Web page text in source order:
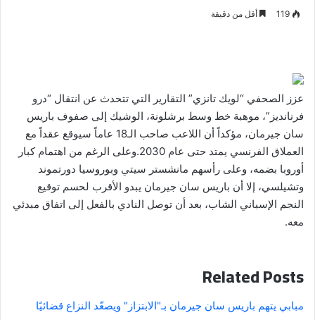
119 أقل من دقيقة
عزز الصحفي “لويك تانزي” التقارير التي تتحدث عن انتقال “درو
فرنانديز”، موهبة خط وسط برشلونة، الوشيك إلى صفوف باريس
سان جيرمان، مؤكداً أن اللاعب صاحب الـ18 عاماً سيوقع عقداً مع
العملاق الفرنسي يمتد حتى عام 2030.وعلى الرغم من اهتمام كبار
أوروبا بضمه، وعلى رأسهم مانشستر سيتي وبوروسيا دورتموند
وتشيلسي، إلا أن باريس سان جيرمان يبدو الأقرب لحسم توقيع
النجم الإسباني الشاب، بعد أن توصل النادي بالفعل إلى اتفاق مبدئي
معه.
Related Posts
مبابي يتهم باريس سان جيرمان بـ"الابتزاز" ويصعّد النزاع قضائيًا